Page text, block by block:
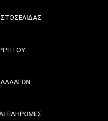
ΠΛΗΡΩΜΈΣ